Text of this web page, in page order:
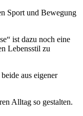
Sport und Bewegung
ist dazu noch eine
Lebensstil zu
aus eigener
Alltag so gestalten.